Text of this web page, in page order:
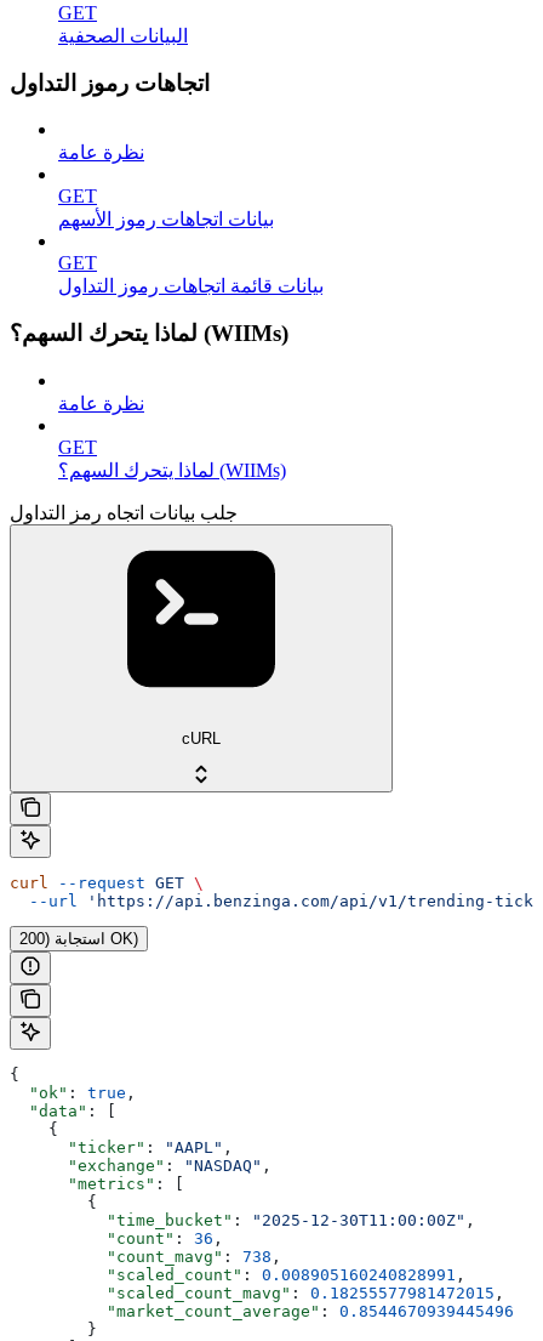
GET
البيانات الصحفية
اتجاهات رموز التداول
نظرة عامة
GET
بيانات اتجاهات رموز الأسهم
GET
بيانات قائمة اتجاهات رموز التداول
لماذا يتحرك السهم؟ (WIIMs)
نظرة عامة
GET
لماذا يتحرك السهم؟ (WIIMs)
جلب بيانات اتجاه رمز التداول
cURL
curl --request GET \
  --url
'https://api.benzinga.com/api/v1/trending-
استجابة (200 OK)
{
  "ok"
: true ,
  "data"
: [
    {
      "ticker"
: "AAPL" ,
      "exchange"
: "NASDAQ" ,
      "metrics"
: [
        {
          "time_bucket"
: "2025-12-30T11:00:00Z" ,
          "count"
: 36 ,
          "count_mavg"
: 738 ,
          "scaled_count"
: 0.008905160240828991 ,
          "scaled_count_mavg"
: 0.18255577981472015 ,
          "market_count_average"
: 0.8544670939445496
        }